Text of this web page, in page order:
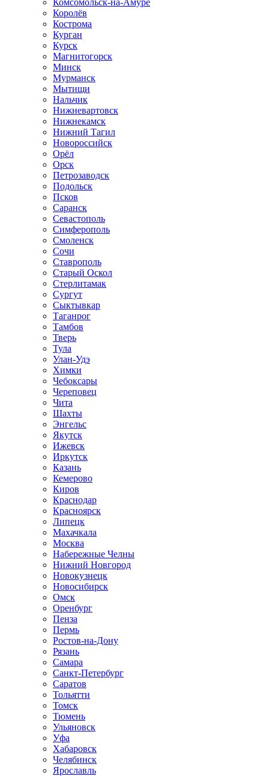
Комсомольск-на-Амуре
Королёв
Кострома
Курган
Курск
Магнитогорск
Минск
Мурманск
Мытищи
Нальчик
Нижневартовск
Нижнекамск
Нижний Тагил
Новороссийск
Орёл
Орск
Петрозаводск
Подольск
Псков
Саранск
Севастополь
Симферополь
Смоленск
Сочи
Ставрополь
Старый Оскол
Стерлитамак
Сургут
Сыктывкар
Таганрог
Тамбов
Тверь
Тула
Улан-Удэ
Химки
Чебоксары
Череповец
Чита
Шахты
Энгельс
Якутск
Ижевск
Иркутск
Казань
Кемерово
Киров
Краснодар
Красноярск
Липецк
Махачкала
Москва
Набережные Челны
Нижний Новгород
Новокузнецк
Новосибирск
Омск
Оренбург
Пенза
Пермь
Ростов-на-Дону
Рязань
Самара
Санкт-Петербург
Саратов
Тольятти
Томск
Тюмень
Ульяновск
Уфа
Хабаровск
Челябинск
Ярославль